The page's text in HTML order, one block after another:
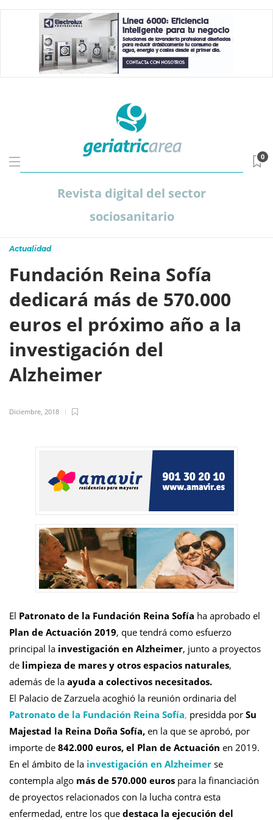
Revista digital del sector
sociosanitario
0
Actualidad
Fundación Reina Sofía
dedicará más de 570.000
euros el próximo año a la
investigación del
Alzheimer
Diciembre, 2018
El Patronato de la Fundación Reina Sofía ha aprobado el
Plan de Actuación 2019, que tendrá como esfuerzo
principal la investigación en Alzheimer, junto a proyectos
de limpieza de mares y otros espacios naturales,
además de la ayuda a colectivos necesitados.
El Palacio de Zarzuela acoghió la reunión ordinaria del
Patronato de la Fundación Reina Sofía, presidda por Su
Majestad la Reina Doña Sofía, en la que se aprobó, por
importe de 842.000 euros, el Plan de Actuación en 2019.
En el ámbito de la investigación en Alzheimer se
contempla algo más de 570.000 euros para la financiación
de proyectos relacionados con la lucha contra esta
enfermedad, entre los que destaca la ejecución del